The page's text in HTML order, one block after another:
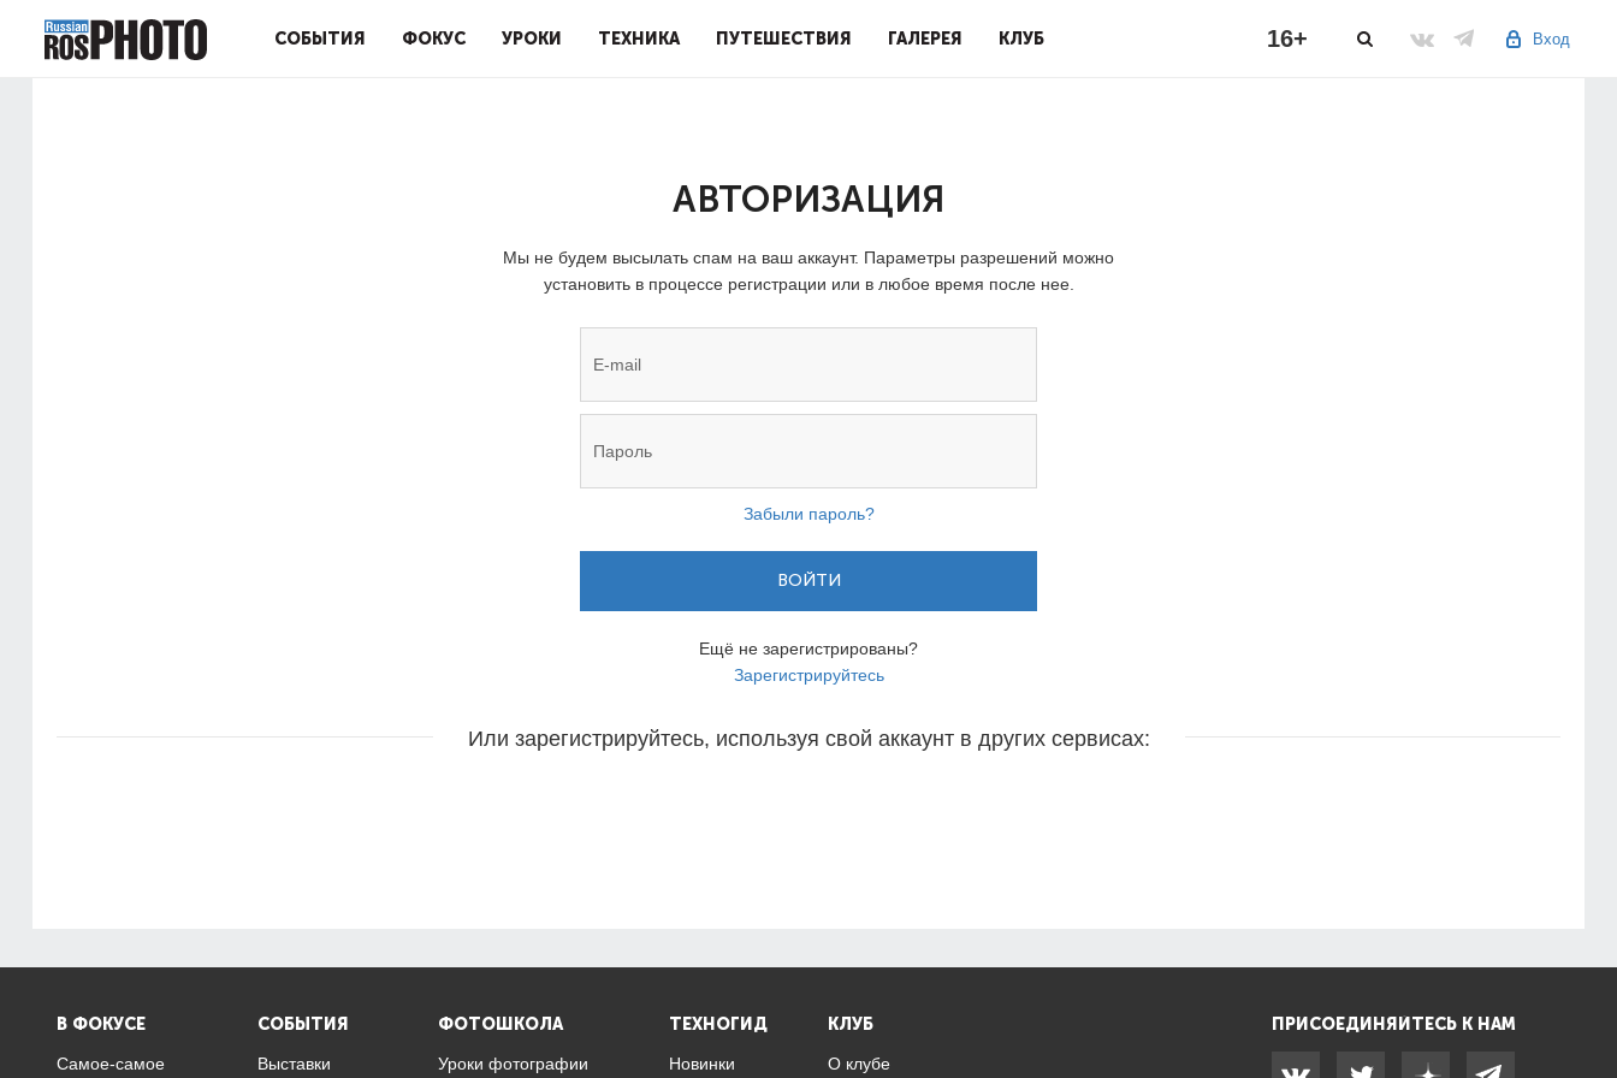
СОБЫТИЯ ФОКУС УРОКИ ТЕХНИКА ПУТЕШЕСТВИЯ ГАЛЕРЕЯ КЛУБ Вход
16+
АВТОРИЗАЦИЯ
Мы не будем высылать спам на ваш аккаунт. Параметры разрешений можно
установить в процессе регистрации или в любое время после нее.
Забыли пароль?
ВОЙТИ
Ещё не зарегистрированы?
Зарегистрируйтесь
Или зарегистрируйтесь, используя свой аккаунт в других сервисах:
В ФОКУСЕ
Самое-самое
СОБЫТИЯ
Выставки
ФОТОШКОЛА
Уроки фотографии
ТЕХНОГИД
Новинки
КЛУБ
О клубе
ПРИСОЕДИНЯЙТЕСЬ К НАМ